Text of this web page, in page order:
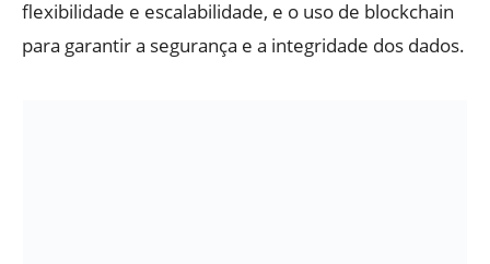
flexibilidade e escalabilidade, e o uso de blockchain
para garantir a segurança e a integridade dos dados.